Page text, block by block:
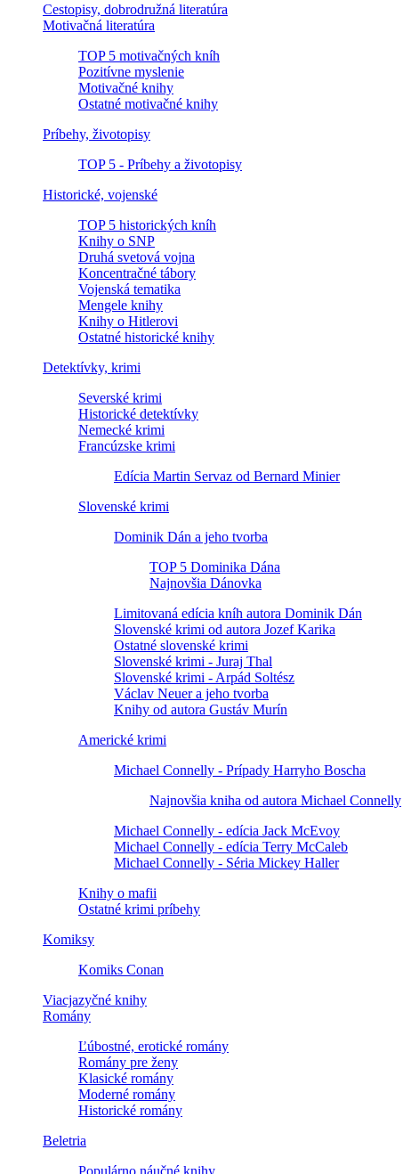
Cestopisy, dobrodružná literatúra
Motivačná literatúra
TOP 5 motivačných kníh
Pozitívne myslenie
Motivačné knihy
Ostatné motivačné knihy
Príbehy, životopisy
TOP 5 - Príbehy a životopisy
Historické, vojenské
TOP 5 historických kníh
Knihy o SNP
Druhá svetová vojna
Koncentračné tábory
Vojenská tematika
Mengele knihy
Knihy o Hitlerovi
Ostatné historické knihy
Detektívky, krimi
Severské krimi
Historické detektívky
Nemecké krimi
Francúzske krimi
Edícia Martin Servaz od Bernard Minier
Slovenské krimi
Dominik Dán a jeho tvorba
TOP 5 Dominika Dána
Najnovšia Dánovka
Limitovaná edícia kníh autora Dominik Dán
Slovenské krimi od autora Jozef Karika
Ostatné slovenské krimi
Slovenské krimi - Juraj Thal
Slovenské krimi - Arpád Soltész
Václav Neuer a jeho tvorba
Knihy od autora Gustáv Murín
Americké krimi
Michael Connelly - Prípady Harryho Boscha
Najnovšia kniha od autora Michael Connelly
Michael Connelly - edícia Jack McEvoy
Michael Connelly - edícia Terry McCaleb
Michael Connelly - Séria Mickey Haller
Knihy o mafii
Ostatné krimi príbehy
Komiksy
Komiks Conan
Viacjazyčné knihy
Romány
Ľúbostné, erotické romány
Romány pre ženy
Klasické romány
Moderné romány
Historické romány
Beletria
Populárno náučné knihy